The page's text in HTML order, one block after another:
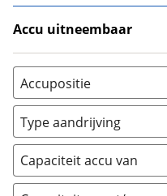
Accu uitneembaar
Nee, vast (0)
Accupositie
Bagagedrager (0)
Frame (0 )
Vloer (0
Achterbank (0)
Type aandrijving
Achterwiel (0)
Trapas
Voorwiel
Capaciteit accu van